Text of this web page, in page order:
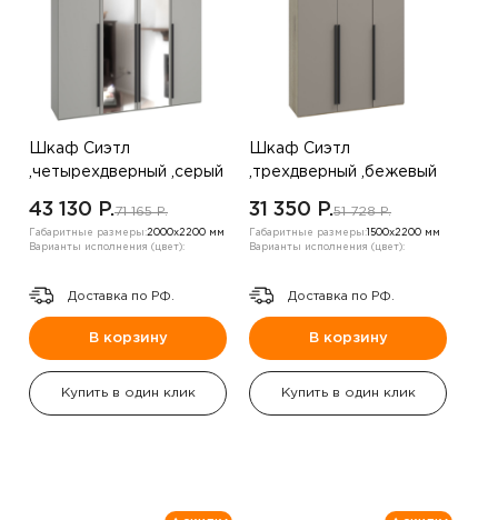
Шкаф Сиэтл
,четырехдверный ,серый
43 130 P.71 165 P.
Габаритные размеры:2000х2200 мм
Варианты исполнения (цвет):
Доставка по РФ.
В корзину
Купить в один клик
Шкаф Сиэтл
,трехдверный ,бежевый
31 350 P.51 728 P.
Габаритные размеры: 1500х2200 мм
Варианты исполнения (цвет):
Доставка по РФ.
В корзину
Купить в один клик